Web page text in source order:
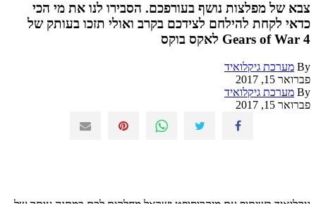
צבא של מפלצות נושף בעורפכם. הסבירו לנו את מי הכי
כדאי לקחת להילחם לצידכם בקרב ואולי תזכו בעותק של
Gears of War 4 לאקס בוקס
By מערכת גיקלואיד
פברואר 15, 2017
By מערכת גיקלואיד
פברואר 15, 2017